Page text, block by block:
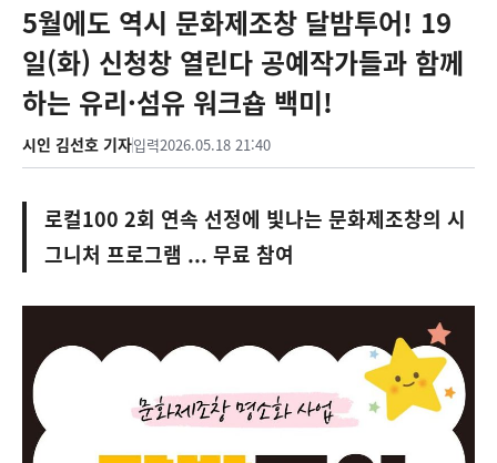
5월에도 역시 문화제조창 달밤투어! 19
일(화) 신청창 열린다 공예작가들과 함께
하는 유리·섬유 워크숍 백미!
시인 김선호 기자입력2026.05.18 21:40
로컬100 2회 연속 선정에 빛나는 문화제조창의 시
그니처 프로그램 ... 무료 참여